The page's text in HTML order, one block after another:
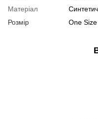
Матеріал
Розмір
One Size